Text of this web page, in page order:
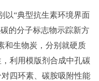
以“典型抗生素环境界面
的分子标志物示踪新方
和生物炭，分别就硬质
利用模版剂合成中孔碳
四环素、碳胺吸附性能